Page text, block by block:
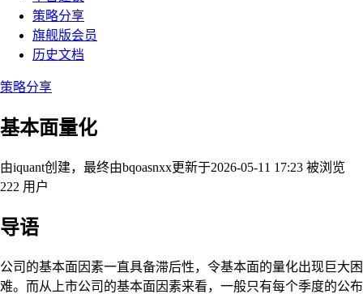
策略分享
旗舰版会员
历史文档
策略分享
基本面量化
由iquant创建，最终由bqoasnxx更新于2026-05-11 17:23 被浏览
222 用户
导语
公司的基本面因素一直具备滞后性，令基本面的量化出现巨大困
难。而从上市公司的基本面因素来看，一般只有每个季度的公布